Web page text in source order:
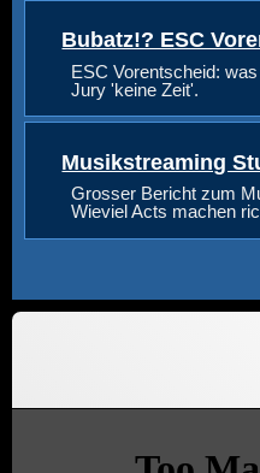
Bubatz!? ESC
ESC Vorentscheid:
Jury 'keine Zeit'.
Musikstreaming
Grosser Bericht zum
Wieviel Acts machen